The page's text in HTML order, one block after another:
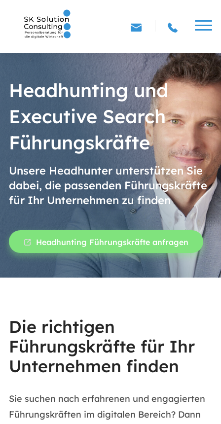
Headhunting und
Executive Search
Führungskräfte
Unsere Headhunter unterstützen Sie
dabei, die passenden Führungskräfte
für Ihr Unternehmen zu finden
Headhunting Führungskräfte anfragen
Die richtigen
Führungskräfte für Ihr
Unternehmen finden
Sie suchen nach erfahrenen und engagierten
Führungskräften im digitalen Bereich? Dann